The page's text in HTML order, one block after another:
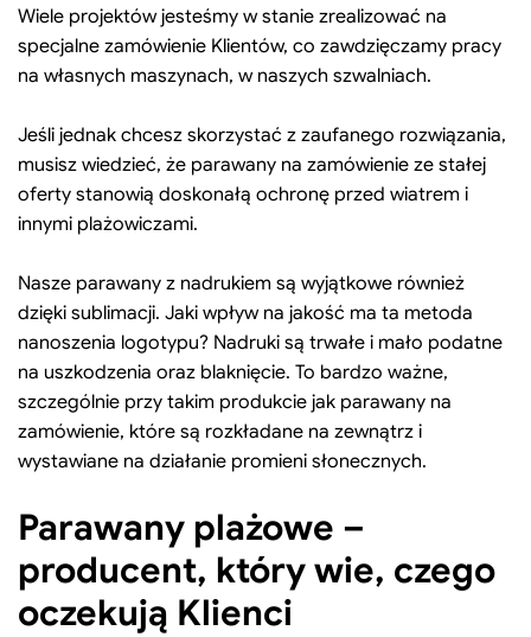
Wiele projektów jesteśmy w stanie zrealizować na
specjalne zamówienie Klientów, co zawdzięczamy pracy
na własnych maszynach, w naszych szwalniach.
Jeśli jednak chcesz skorzystać z zaufanego rozwiązania,
musisz wiedzieć, że parawany na zamówienie ze stałej
oferty stanowią doskonałą ochronę przed wiatrem i
innymi plażowiczami.
Nasze parawany z nadrukiem są wyjątkowe również
dzięki sublimacji. Jaki wpływ na jakość ma ta metoda
nanoszenia logotypu? Nadruki są trwałe i mało podatne
na uszkodzenia oraz blaknięcie. To bardzo ważne,
szczególnie przy takim produkcie jak parawany na
zamówienie, które są rozkładane na zewnątrz i
wystawiane na działanie promieni słonecznych.
Parawany plażowe –
producent, który wie, czego
oczekują Klienci